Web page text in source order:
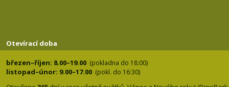
Otevírací doba
březen–říjen: 8.00–19.00 (pokladna do 18:00)
listopad–únor: 9.00–17.00 (pokl. do 16:30)